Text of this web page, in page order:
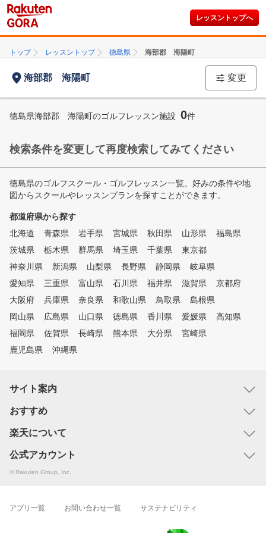
レッスントップへ
トップ レッスントップ 徳島県 海部郡 海陽町
海部郡 海陽町 変更
徳島県海部郡 海陽町のゴルフレッスン施設 0件
検索条件を変更して再度検索してみてください
徳島県のゴルフスクール・ゴルフレッスン一覧。好みの条件や地
図からスクールやレッスンプランを探すことができます。
都道府県から探す
北海道
青森県 岩手県 宮城県 秋田県 山形県
福島県
茨城県
栃木県 群馬県 埼玉県 千葉県
東京都
神奈川県
新潟県 山梨県 長野県 静岡県
岐阜県
愛知県
三重県 富山県 石川県 福井県 滋賀県
京都府
大阪府
兵庫県 奈良県 和歌山県 鳥取県
島根県
岡山県
広島県 山口県 徳島県 香川県 愛媛県
高知県
福岡県
佐賀県 長崎県 熊本県 大分県
宮崎県
鹿児島県
沖縄県
サイト案内
おすすめ
楽天について
公式アカウント
© Rakuten Group, Inc.
アプリ一覧 お問い合わせ一覧 サステナビリティ